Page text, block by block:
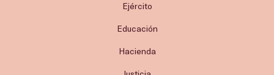
Ejército
Educación
Hacienda